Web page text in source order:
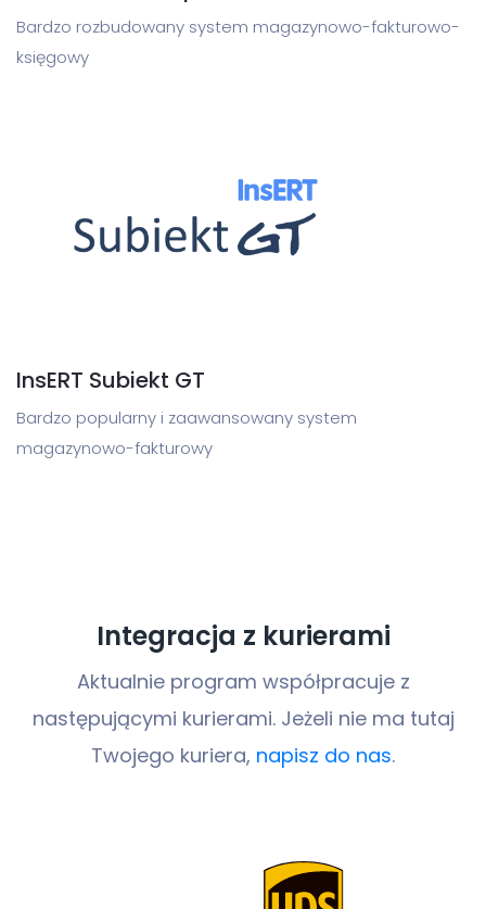
Bardzo rozbudowany system magazynowo-fakturowo-
księgowy
InsERT Subiekt GT
Bardzo popularny i zaawansowany system
magazynowo-fakturowy
Integracja z kurierami
Aktualnie program współpracuje z
następującymi kurierami.Jeżeli nie ma tutaj
Twojego kuriera, napisz do nas.